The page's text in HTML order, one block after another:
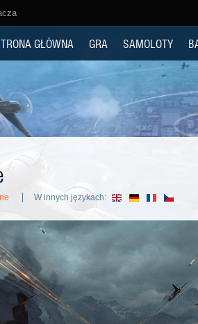
GŁÓWNA GRA SAMOLOTY
W innych językach: